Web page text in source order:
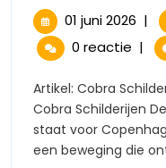
Een
01 juni 2026 01
juni
2026
|
0 reactie |
Artikel: Cobra Schilderij De Betoverende Wereld van
Cobra Schilderijen
staat voor
een beweging die